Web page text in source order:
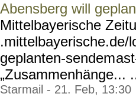
Abensberg will
Mittelbayerische
.mittelbayerische.de/
geplanten-sendem
„Zusammenhänge...
Starmail - 21. Feb, 13:30